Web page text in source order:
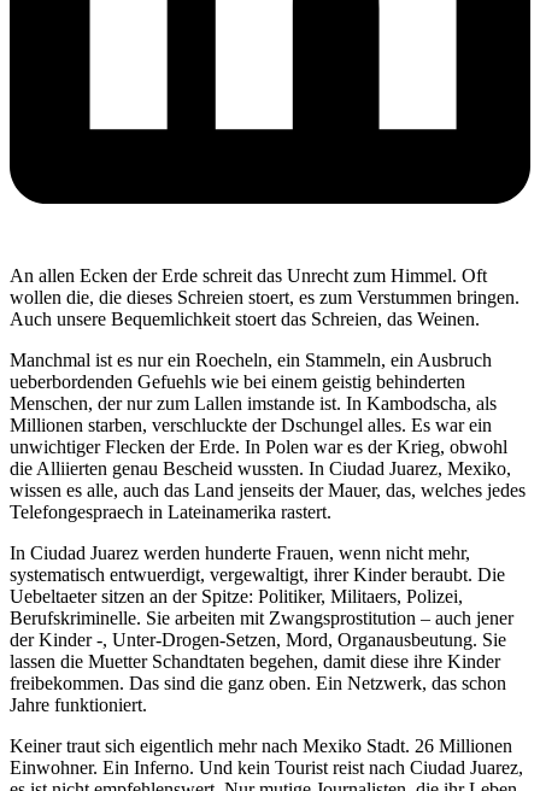
An allen Ecken der Erde schreit das Unrecht zum Himmel. Oft
wollen die, die dieses Schreien stoert, es zum Verstummen bringen.
Auch unsere Bequemlichkeit stoert das Schreien, das Weinen.
Manchmal ist es nur ein Roecheln, ein Stammeln, ein Ausbruch
ueberbordenden Gefuehls wie bei einem geistig behinderten
Menschen, der nur zum Lallen imstande ist. In Kambodscha, als
Millionen starben, verschluckte der Dschungel alles. Es war ein
unwichtiger Flecken der Erde. In Polen war es der Krieg, obwohl
die Alliierten genau Bescheid wussten. In Ciudad Juarez, Mexiko,
wissen es alle, auch das Land jenseits der Mauer, das, welches jedes
Telefongespraech in Lateinamerika rastert.
In Ciudad Juarez werden hunderte Frauen, wenn nicht mehr,
systematisch entwuerdigt, vergewaltigt, ihrer Kinder beraubt. Die
Uebeltaeter sitzen an der Spitze: Politiker, Militaers, Polizei,
Berufskriminelle. Sie arbeiten mit Zwangsprostitution – auch jener
der Kinder -, Unter-Drogen-Setzen, Mord, Organausbeutung. Sie
lassen die Muetter Schandtaten begehen, damit diese ihre Kinder
freibekommen. Das sind die ganz oben. Ein Netzwerk, das schon
Jahre funktioniert.
Keiner traut sich eigentlich mehr nach Mexiko Stadt. 26 Millionen
Einwohner. Ein Inferno. Und kein Tourist reist nach Ciudad Juarez,